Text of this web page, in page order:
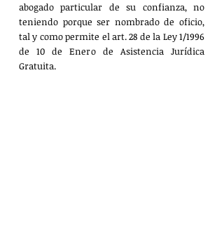
abogado particular de su confianza, no
teniendo porque ser nombrado de oficio,
tal y como permite el art. 28 de la Ley 1/1996
de 10 de Enero de Asistencia Jurídica
Gratuita.